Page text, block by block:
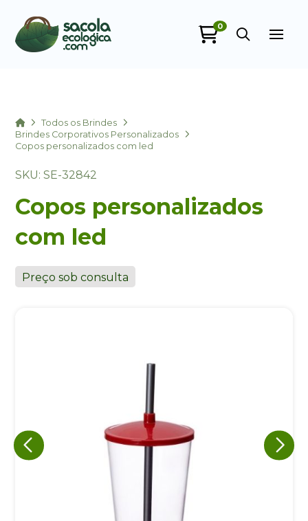
0
HomeTodos os Brindes
Brindes Corporativos Personalizados
Copos personalizados com led
SKU: SE-32842
Copos personalizados
com led
Preço sob consulta
Eu concordo em receber comunicações.
A nossa empresa está comprometida a proteger e respeitar
sua privacidade, utilizaremos seus dados apenas para fins
de marketing. Você pode alterar suas preferências a
Iniciar conversa